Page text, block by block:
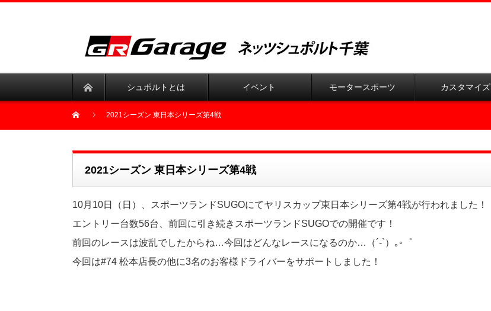
シュポルトとは イベント モータースポーツ カスタマイズ
2021シーズン 東日本シリーズ第4戦
2021シーズン 東日本シリーズ第4戦
10月10日（日）、スポーツランドSUGOにてヤリスカップ東日本シリーズ第4戦が行われました！
エントリー台数56台、前回に引き続きスポーツランドSUGOでの開催です！
前回のレースは波乱でしたからね…今回はどんなレースになるのか…（´-`）｡◦゜
今回は#74 松本店長の他に3名のお客様ドライバーをサポートしました！